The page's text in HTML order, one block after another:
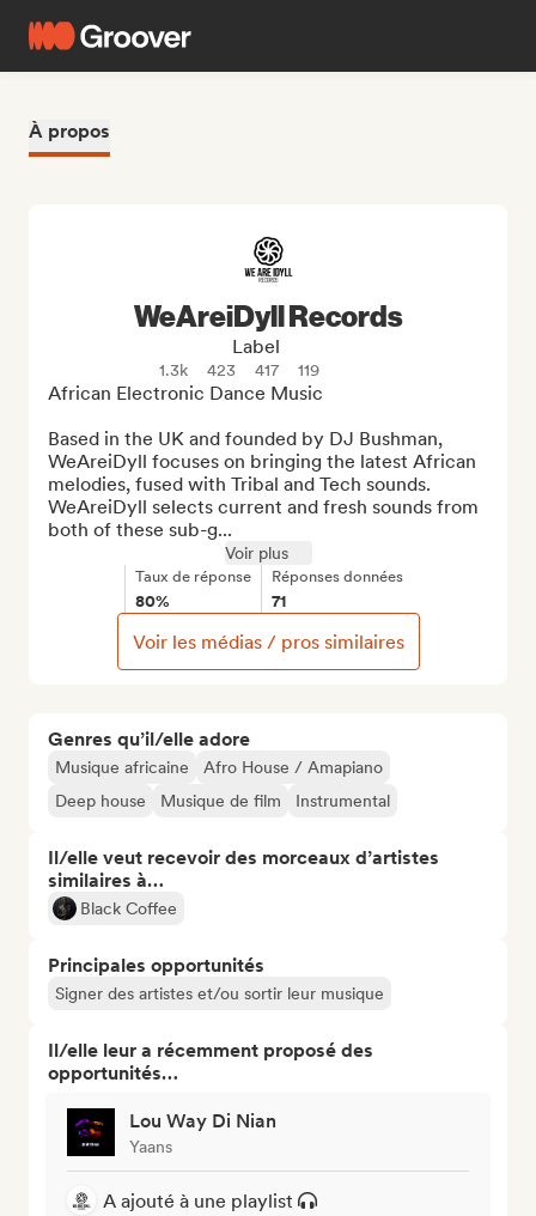
À propos
Genres qu’il/elle adore
Musique africaine
Afro House / Amapiano
Deep house
Musique de film Instrumental
Il/elle veut recevoir des morceaux d’artistes
similaires à…
Black Coffee
Principales opportunités
Signer des artistes et/ou sortir leur musique
Il/elle leur a récemment proposé des
opportunités…
Lou Way Di Nian
Yaans
A ajouté à une playlist
WeAreiDyll Records
Label
1.3k 423 417 119
African Electronic Dance Music
Based in the UK and founded by DJ Bushman,
WeAreiDyll focuses on bringing the latest African
melodies, fused with Tribal and Tech sounds.
WeAreiDyll selects current and fresh sounds from
both of these sub-g...
Voir plus
Taux de réponse
80%
Réponses données
71
Voir les médias / pros similaires